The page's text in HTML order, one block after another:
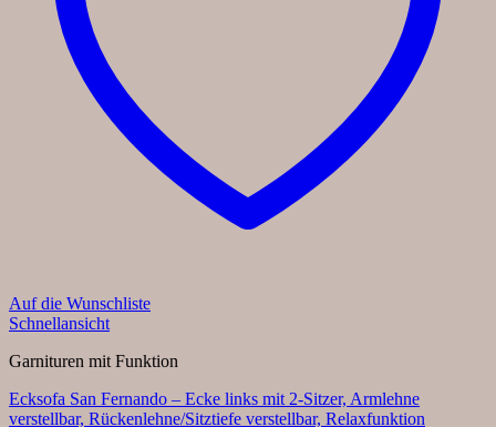
Auf die Wunschliste
Schnellansicht
Garnituren mit Funktion
Ecksofa San Fernando – Ecke links mit 2-Sitzer, Armlehne
verstellbar, Rückenlehne/Sitztiefe verstellbar, Relaxfunktion